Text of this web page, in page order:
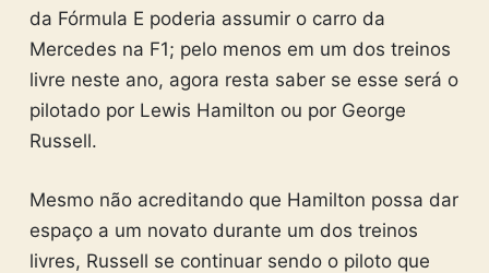
da Fórmula E poderia assumir o carro da
Mercedes na F1; pelo menos em um dos treinos
livre neste ano, agora resta saber se esse será o
pilotado por Lewis Hamilton ou por George
Russell.
Mesmo não acreditando que Hamilton possa dar
espaço a um novato durante um dos treinos
livres, Russell se continuar sendo o piloto que